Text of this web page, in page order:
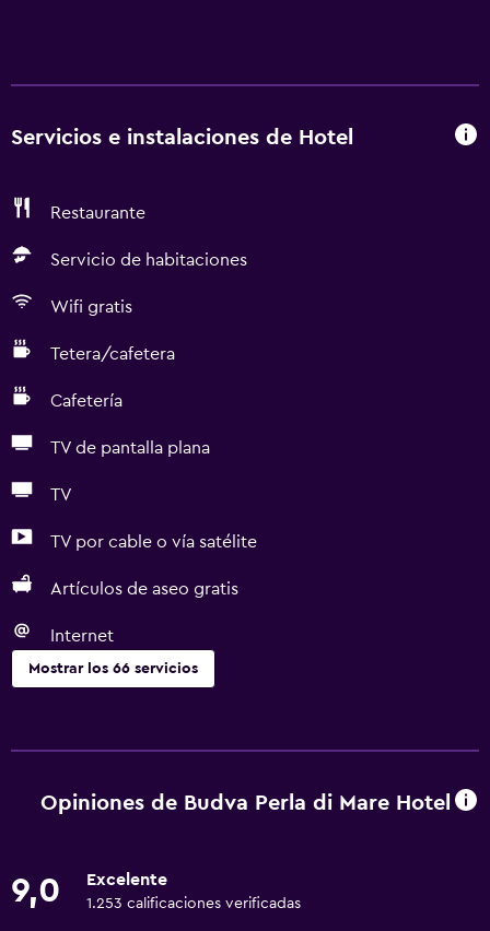
Servicios e instalaciones de Hotel
Restaurante
Servicio de habitaciones
Wifi gratis
Tetera/cafetera
Cafetería
TV de pantalla plana
TV
TV por cable o vía satélite
Artículos de aseo gratis
Internet
Mostrar los 66 servicios
Copas
Utensilios de cocina
Opiniones de Budva Perla di Mare Hotel
9,0 Excelente
1.253 calificaciones verificadas